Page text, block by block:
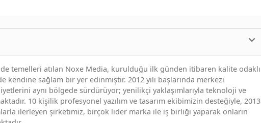
temelleri atılan Noxe Media, kurulduğu ilk günden itibaren kalite odaklı
kendine sağlam bir yer edinmiştir. 2012 yılı başlarında merkezi
aynı bölgede sürdürüyor; yenilikçi yaklaşımlarıyla teknoloji ve
10 kişilik profesyonel yazılım ve tasarım ekibimizin desteğiyle, 2013
ilerleyen şirketimiz, birçok lider marka ile iş birliği yaparak onların